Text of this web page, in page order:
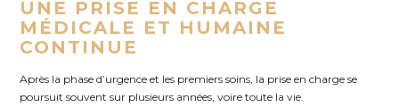
UNE PRISE EN CHARGE
MÉDICALE ET HUMAINE
CONTINUE
Après la phase d’urgence et les premiers soins, la prise en charge se
poursuit souvent sur plusieurs années, voire toute la vie.